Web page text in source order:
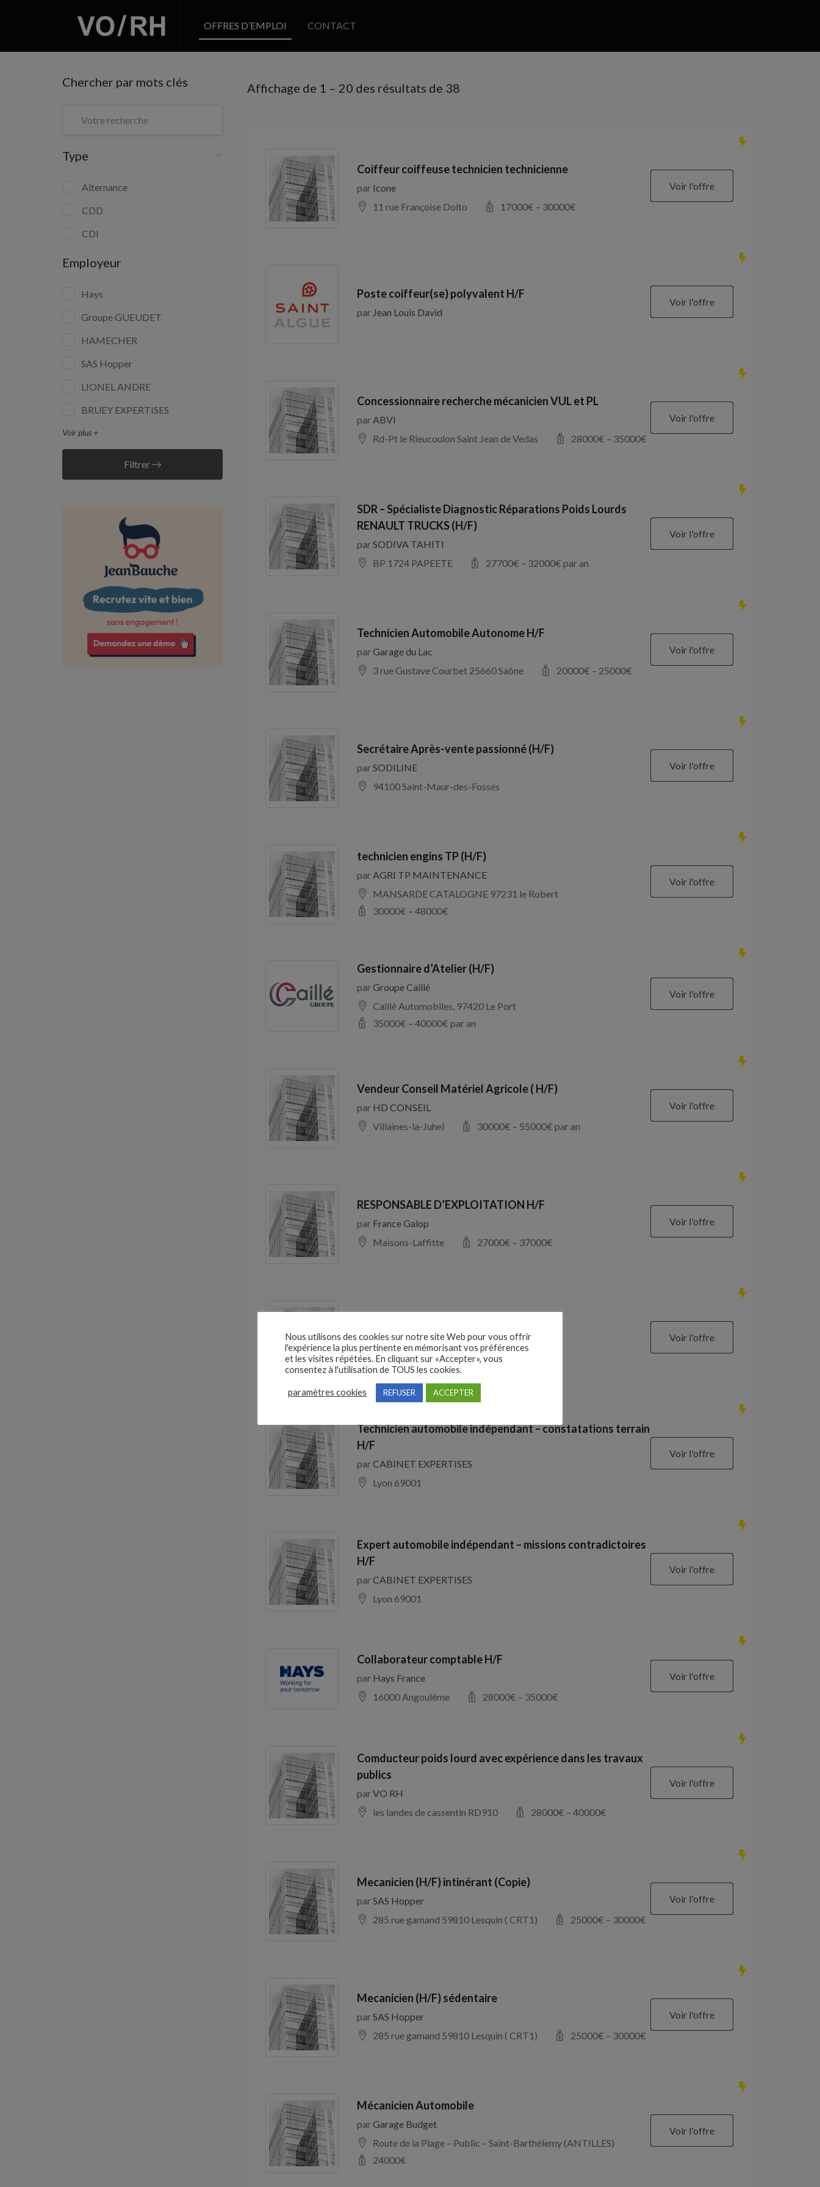
OFFRES D’EMPLOI CONTACT
Chercher par mots clés
Type
Alternance
CDD
CDI
Employeur
Hays
Groupe GUEUDET
HAMECHER
SAS Hopper
LIONEL ANDRE
BRUEY EXPERTISES
Voir plus +
Filtrer
Affichage de 1 – 20 des résultats de 38
Coiffeur coiffeuse technicien technicienne
par Icone
11 rue Françoise Dolto
17000€ – 30000€
Voir l'offre
Poste coiffeur(se) polyvalent H/F
par Jean Louis David
Voir l'offre
Concessionnaire recherche mécanicien VUL et PL
parABVI
Rd-Pt le Rieucoulon Saint Jean de Vedas
28000€ – 35000€
Voir l'offre
SDR – Spécialiste Diagnostic Réparations Poids Lourds
RENAULT TRUCKS (H/F)
par SODIVA TAHITI
BP 1724 PAPEETE
27700€ – 32000€ par an
Voir l'offre
Technicien Automobile Autonome H/F
parGarage du Lac
3 rue Gustave Courbet 25660 Saône
20000€ – 25000€
Voir l'offre
Secrétaire Après-vente passionné (H/F)
parSODILINE
94100 Saint-Maur-des-Fossés
Voir l'offre
technicien engins TP (H/F)
parAGRI TP MAINTENANCE
MANSARDE CATALOGNE 97231 le Robert
30000€ – 48000€
Voir l'offre
Gestionnaire d’Atelier (H/F)
parGroupe Caillé
Caillé Automobiles, 97420 Le Port
35000€ – 40000€ par an
Voir l'offre
Vendeur Conseil Matériel Agricole ( H/F)
par HD CONSEIL
Villaines-la-Juhel
30000€ – 55000€ par an
Voir l'offre
RESPONSABLE D’EXPLOITATION H/F
par France Galop
Maisons-Laffitte
27000€ – 37000€
Voir l'offre
parSODILINE
94100 Saint-Maur-des-Fossés
Voir l'offre
Technicien automobile indépendant – constatations terrain
H/F
parCABINET EXPERTISES
Lyon 69001
Voir l'offre
Expert automobile indépendant – missions contradictoires
H/F
parCABINET EXPERTISES
Lyon 69001
Voir l'offre
Collaborateur comptable H/F
par Hays France
16000 Angoulême
28000€ – 35000€
Voir l'offre
Comducteur poids lourd avec expérience dans les travaux
publics
parVO RH
les landes de cassentin RD910
28000€ – 40000€
Voir l'offre
Mecanicien (H/F) intinérant (Copie)
parSAS Hopper
285 rue gamand 59810 Lesquin ( CRT1)
25000€ – 30000€
Voir l'offre
Mecanicien (H/F) sédentaire
parSAS Hopper
285 rue gamand 59810 Lesquin ( CRT1)
25000€ – 30000€
Voir l'offre
Mécanicien Automobile
parGarage Budget
Route de la Plage – Public – Saint-Barthélemy (ANTILLES)
24000€
Voir l'offre
Nous utilisons des cookies sur notre site Web pour vous offrir
l'expérience la plus pertinente en mémorisant vos préférences
et les visites répétées. En cliquant sur «Accepter», vous
consentez à l'utilisation de TOUS les cookies.
paramètres cookies REFUSER ACCEPTER